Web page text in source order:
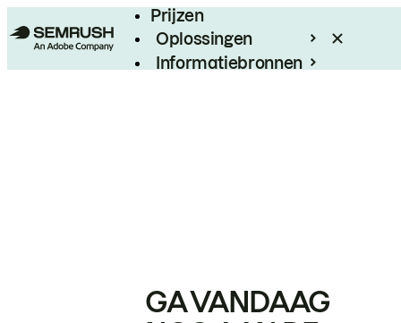
Prijzen
Oplossingen
Informatiebronnen
GA VANDAAG